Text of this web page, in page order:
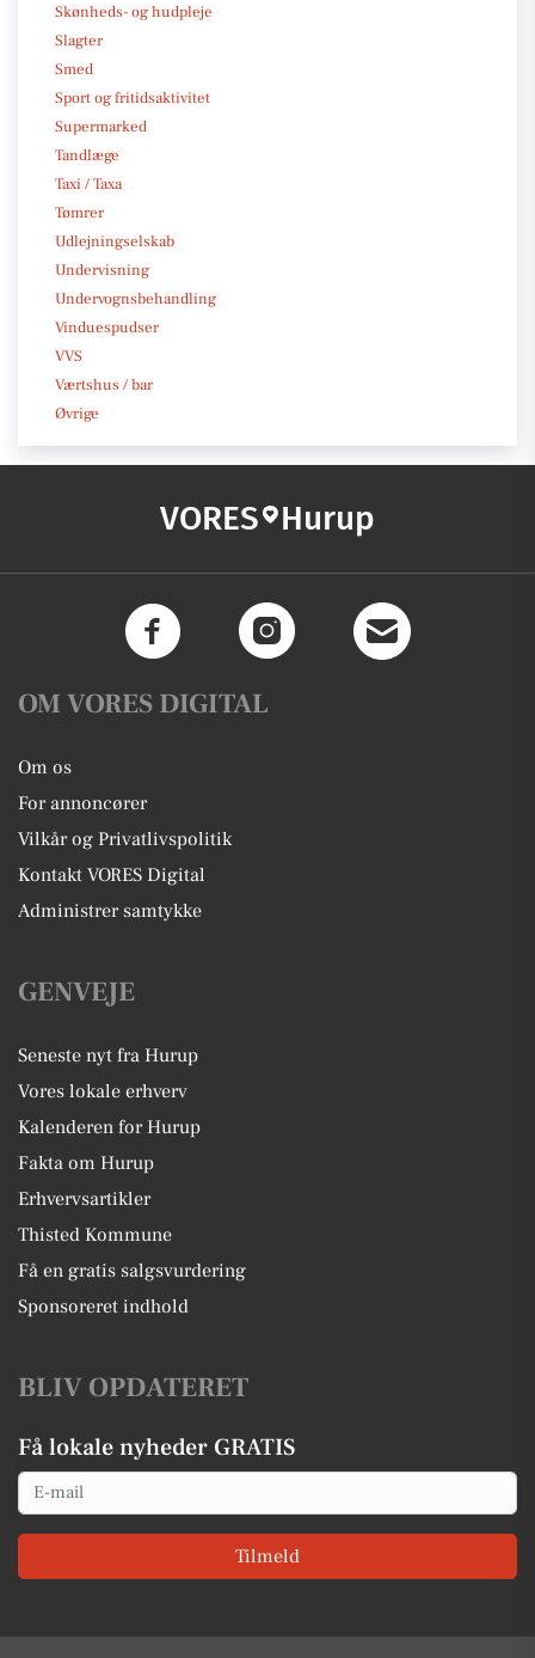
Skønheds- og hudpleje
Slagter
Smed
Sport og fritidsaktivitet
Supermarked
Tandlæge
Taxi / Taxa
Tømrer
Udlejningselskab
Undervisning
Undervognsbehandling
Vinduespudser
VVS
Værtshus / bar
Øvrige
VORES Hurup
OM VORES DIGITAL
Om os
For annoncører
Vilkår og Privatlivspolitik
Kontakt VORES Digital
Administrer samtykke
GENVEJE
Seneste nyt fra Hurup
Vores lokale erhverv
Kalenderen for Hurup
Fakta om Hurup
Erhvervsartikler
Thisted Kommune
Få en gratis salgsvurdering
Sponsoreret indhold
BLIV OPDATERET
Få lokale nyheder GRATIS
Email
Tilmeld